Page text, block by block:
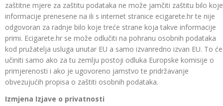
zaštitne mjere za zaštitu podataka ne može jamčiti zaštitu bilo koje
informacije prenesene na ili s internet stranice ecigarete.hr te nije
odgovoran za radnje bilo koje treće strane koja takve informacije
primi. Ecigarete.hr se može odlučiti na pohranu osobnih podataka
kod pružatelja usluga unutar EU a samo izvanredno izvan EU. To će
učiniti samo ako za tu zemlju postoji odluka Europske komisije o
primjerenosti i ako je ugovoreno jamstvo te pridržavanje
obvezujućih propisa o zaštiti osobnih podataka.
Izmjena Izjave o privatnosti